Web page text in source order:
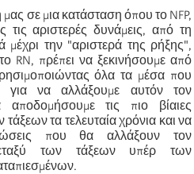
σε μια κατάσταση όπου το NFP,
τις αριστερές δυνάμεις, από τη
μέχρι την "αριστερά της ρήξης",
RN, πρέπει να ξεκινήσουμε από
όλα τα μέσα που
για να αλλάξουμε αυτόν τον
τις πιο βίαιες
τα τελευταία χρόνια και να
που θα αλλάξουν τον
των τάξεων υπέρ των